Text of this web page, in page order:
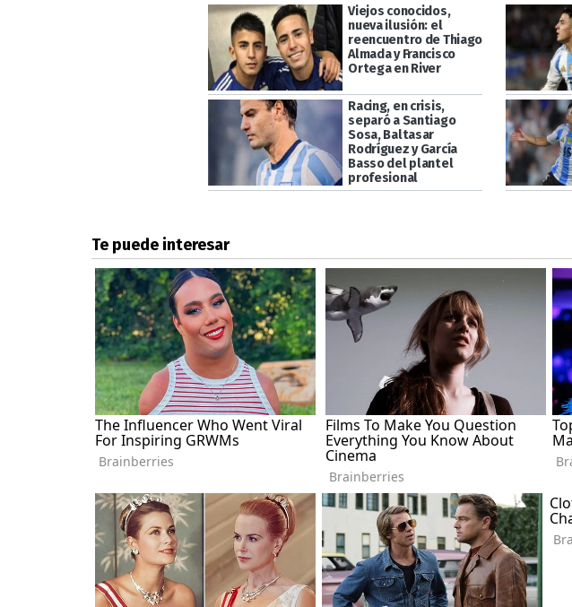
Viejos conocidos,
nueva ilusión: el
reencuentro de Thiago
Almada y Francisco
Ortega en River
Racing, en crisis,
separó a Santiago
Sosa, Baltasar
Rodríguez y García
Basso del plantel
profesional